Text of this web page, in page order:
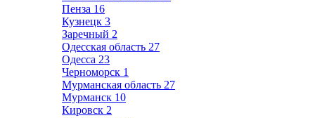
Пенза 16
Кузнецк 3
Заречный 2
Одесская область 27
Одесса 23
Черноморск 1
Мурманская область 27
Мурманск 10
Кировск 2